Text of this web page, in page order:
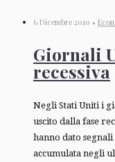
6 Dicembre 2010 •
Giornali
recessiva
Negli Stati Uniti i
uscito dalla fase
hanno dato
accumulata negli